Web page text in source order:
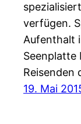
verfügen.
Aufenthalt
Seenplatte
Reisenden
19. Mai